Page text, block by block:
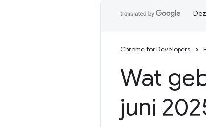
Chrome for Developers
Wat
juni